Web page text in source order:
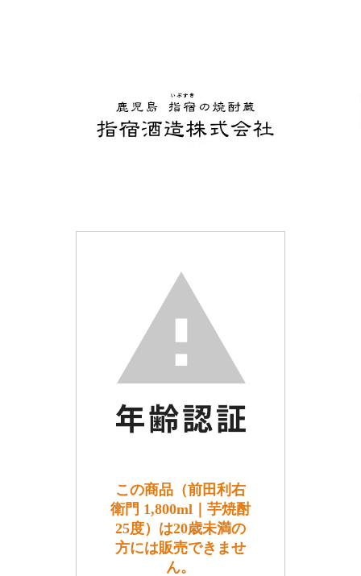
この商品（前田利右
衛門 1,800ml｜芋焼酎
25度）は20歳未満の
方には販売できませ
ん。